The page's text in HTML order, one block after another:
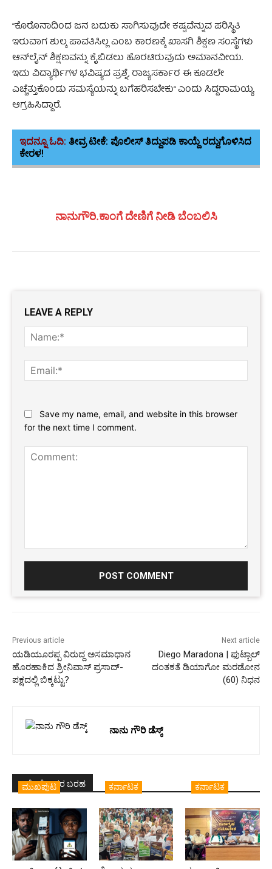
“ಕೊರೊನಾದಿಂದ ಜನ ಬದುಕು ಸಾಗಿಸುವುದೇ ಕಷ್ಟವೆನ್ನುವ ಪರಿಸ್ಥಿತಿ
ಇರುವಾಗ ಶುಲ್ಕ ಪಾವತಿಸಿಲ್ಲ ಎಂಬ ಕಾರಣಕ್ಕೆ ಖಾಸಗಿ ಶಿಕ್ಷಣ ಸಂಸ್ಥೆಗಳು
ಆನ್‌ಲೈನ್ ಶಿಕ್ಷಣವನ್ನು ಕೈಬಿಡಲು ಹೊರಟಿರುವುದು ಅಮಾನವೀಯ.
ಇದು ವಿದ್ಯಾರ್ಥಿಗಳ ಭವಿಷ್ಯದ ಪ್ರಶ್ನೆ, ರಾಜ್ಯಸರ್ಕಾರ ಈ ಕೂಡಲೇ
ಎಚ್ಚೆತ್ತುಕೊಂಡು ಸಮಸ್ಯೆಯನ್ನು ಬಗೆಹರಿಸಬೇಕು” ಎಂದು ಸಿದ್ದರಾಮಯ್ಯ
ಆಗ್ರಹಿಸಿದ್ದಾರೆ.
ಇದನ್ನೂ ಓದಿ: ತೀವ್ರ ಟೀಕೆ: ಪೊಲೀಸ್ ತಿದ್ದುಪಡಿ ಕಾಯ್ದೆ ರದ್ದುಗೊಳಿಸಿದ
ಕೇರಳ!
ನಾನುಗೌರಿ.ಕಾಂಗೆ ದೇಣಿಗೆ ನೀಡಿ ಬೆಂಬಲಿಸಿ
LEAVE A REPLY
Save my name, email, and website in this browser
for the next time I comment.
Previous article
ಯಡಿಯೂರಪ್ಪ ವಿರುದ್ದ ಅಸಮಾಧಾನ
ಹೊರಹಾಕಿದ ಶ್ರೀನಿವಾಸ್ ಪ್ರಸಾದ್-
ಪಕ್ಷದಲ್ಲಿ ಬಿಕ್ಕಟ್ಟು?
Next article
Diego Maradona | ಫುಟ್ಬಾಲ್
ದಂತಕತೆ ಡಿಯಾಗೋ ಮರಡೋನ
(60) ನಿಧನ
ನಾನು ಗೌರಿ ಡೆಸ್ಕ್
ಇದೇ ಲೇಖಕರ ಬರಹ
ಮುಖಪುಟ ಕರ್ನಾಟಕ ಕರ್ನಾಟಕ